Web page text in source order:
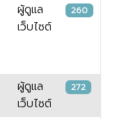
ผู้ดูแล
เว็บไซต์
260
ผู้ดูแล
เว็บไซต์
272